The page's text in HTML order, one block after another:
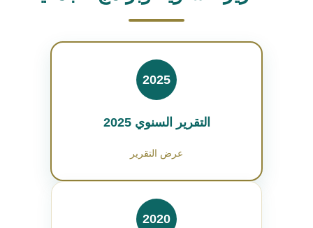
2025
التقرير السنوي 2025
عرض التقرير
2020